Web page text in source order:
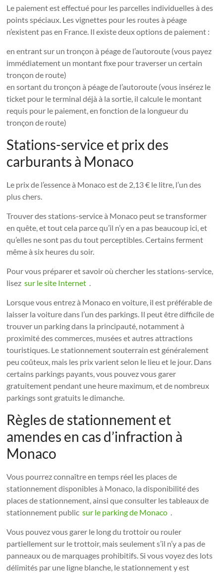
Le paiement est effectué pour les parcelles individuelles à des
points spéciaux. Les vignettes pour les routes à péage
n’existent pas en France. Il existe deux options de paiement :
en entrant sur un tronçon à péage de l’autoroute (vous payez
immédiatement un montant fixe pour traverser un certain
tronçon de route)
en sortant du tronçon à péage de l’autoroute (vous insérez le
ticket pour le terminal déjà à la sortie, il calcule le montant
requis pour le paiement, en fonction de la longueur du
tronçon de route)
Stations-service et prix des
carburants à Monaco
Le prix de l’essence à Monaco est de 2,13 € le litre, l’un des
plus chers.
Trouver des stations-service à Monaco peut se transformer
en quête, et tout cela parce qu’il n’y en a pas beaucoup ici, et
qu’elles ne sont pas du tout perceptibles. Certains ferment
même à six heures du soir.
Pour vous préparer et savoir où chercher les stations-service,
lisezsur le site Internet .
Lorsque vous entrez à Monaco en voiture, il est préférable de
laisser la voiture dans l’un des parkings. Il peut être difficile de
trouver un parking dans la principauté, notamment à
proximité des commerces, musées et autres attractions
touristiques. Le stationnement souterrain est généralement
peu coûteux, mais les prix varient selon le lieu et le jour. Dans
certains parkings payants, vous pouvez vous garer
gratuitement pendant une heure maximum, et de nombreux
parkings sont gratuits le dimanche.
Règles de stationnement et
amendes en cas d’infraction à
Monaco
Vous pourrez connaître en temps réel les places de
stationnement disponibles à Monaco, la disponibilité des
places de stationnement, ainsi que consulter les tableaux de
stationnement publicsur le parking de Monaco .
Vous pouvez vous garer le long du trottoir ou rouler
partiellement sur le trottoir, mais seulement s’il n’y a pas de
panneaux ou de marquages ​​prohibitifs. Si vous voyez des lots
délimités par une ligne blanche, le stationnement y est